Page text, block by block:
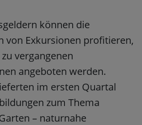
können die
von Exkursionen profitieren,
vergangenen
angeboten werden.
im ersten Quartal
zum Thema
– naturnahe